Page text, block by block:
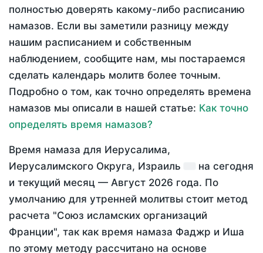
полностью доверять какому-либо расписанию
намазов. Если вы заметили разницу между
нашим расписанием и собственным
наблюдением, сообщите нам, мы постараемся
сделать календарь молитв более точным.
Подробно о том, как точно определять времена
намазов мы описали в нашей статье: Как точно
определять время намазов?
Время намаза для Иерусалима,
Иерусалимского Округа, Израиль
на сегодня
и текущий месяц — Август 2026 года. По
умолчанию для утренней молитвы стоит метод
расчета "Союз исламских организаций
Франции", так как время намаза Фаджр и Иша
по этому методу рассчитано на основе